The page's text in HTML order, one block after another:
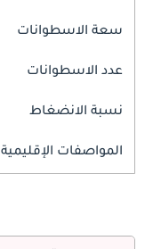
سعة الاسطوانات
عدد الاسطوانات
نسبة الانضغاط
المواصفات الإقليمية